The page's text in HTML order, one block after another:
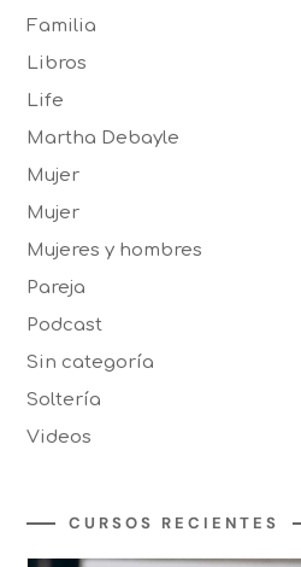
Familia
Libros
Life
Martha Debayle
Mujer
Mujer
Mujeres y hombres
Pareja
Podcast
Sin categoría
Soltería
Videos
CURSOS RECIENTES